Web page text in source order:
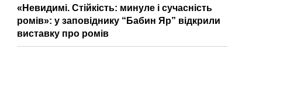
«Невидимі. Стійкість: минуле і сучасність
ромів»: у заповіднику “Бабин Яр” відкрили
виставку про ромів